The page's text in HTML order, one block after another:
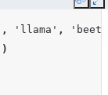
Copy
, 'llama' ,
)